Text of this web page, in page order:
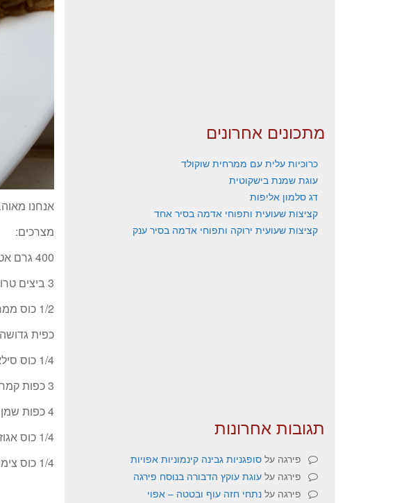
אנחנו
מצרכים:
400 גרם אטריות ביצים עבות
3 ביצים טרופות
1/2 כוס ממרח טחינה עם סילאן
כפית גדושה
1/4 כוס סילאן טבעי – הוא פחות מתוק
3 כפות קמח תופח
4 כפות שמן קנולה
1/4 כוס אגוזי מלך שבורים
1/4 כוס צימוקים לבנים קטנים
מתכונים אחרונים
כרוכיות עלית עם ממרחית שוקולד
עוגת שמנת בישקוטית
דג סלמון אליפות
קציצות שעועית ותפוחי אדמה בסיר אחד
קציצות שעועית ירוקה ותפוחי אדמה בסיר ענק
תגובות אחרונות
פירגה על סופגניות גבינה קינמוניות אפויות
פירגה על עוגת עוקץ הדבורה בנוסח פירגה
פירגה על נתחי חזה עוף ובטטה – אפוי